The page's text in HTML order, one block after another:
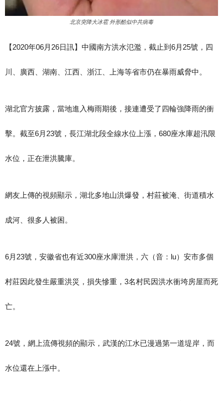
北京突降大冰雹 外形酷似中共病毒
【2020年06月26日訊】中國南方洪水氾濫，截止到6月25號，四
川、廣西、湖南、江西、浙江、上海等省市仍在暴雨威脅中。
湖北官方披露，當地進入梅雨期後，接連遭受了四輪強降雨的衝
擊。截至6月23號，長江湖北段全線水位上漲，680座水庫超汛限
水位，正在泄洪騰庫。
網友上傳的視頻顯示，湖北多地山洪爆發，村莊被淹、街道積水
成河、很多人被困。
6月23號，安徽省也有近300座水庫泄洪，六（音：lu）安市多個
村莊因此發生嚴重洪災，損失慘重，3名村民因洪水衝垮房屋而死
亡。
24號，網上流傳視頻的顯示，武漢的江水已漫過第一道堤岸，而
水位還在上漲中。